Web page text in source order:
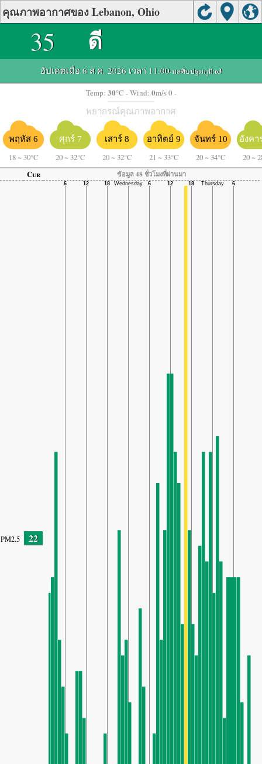
คุณภาพอากาศของ Lebanon, Ohio
35 ดี
อัปเดตเมื่อ 6 ส.ค. 2026 เวลา 11:00-มลพิษปฐมภูมิ:o3
Temp: 30°C - Wind: 0m/s 0 -
พยากรณ์คุณภาพอากาศ
พฤหัส 6
18 ~ 30°C
ศุกร์ 7
20 ~ 32°C
เสาร์ 8
20 ~ 32°C
อาทิตย์ 9
21 ~ 33°C
จันทร์ 10
20 ~ 34°C
อังคา
20 ~
Cur
ข้อมูล 48 ชั่วโมงที่ผ่านมา
PM2.5 22